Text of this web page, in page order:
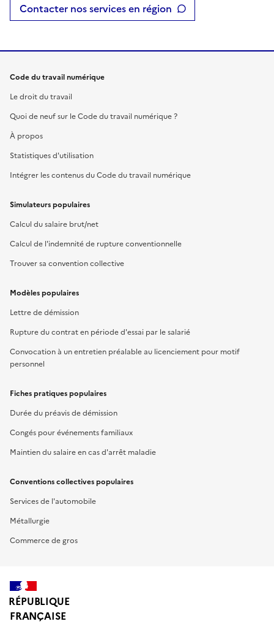
Contacter nos services en région
Code du travail numérique
Le droit du travail
Quoi de neuf sur le Code du travail numérique ?
À propos
Statistiques d'utilisation
Intégrer les contenus du Code du travail numérique
Simulateurs populaires
Calcul du salaire brut/net
Calcul de l'indemnité de rupture conventionnelle
Trouver sa convention collective
Modèles populaires
Lettre de démission
Rupture du contrat en période d'essai par le salarié
Convocation à un entretien préalable au licenciement pour motif
personnel
Fiches pratiques populaires
Durée du préavis de démission
Congés pour événements familiaux
Maintien du salaire en cas d'arrêt maladie
Conventions collectives populaires
Services de l'automobile
Métallurgie
Commerce de gros
RÉPUBLIQUE
FRANÇAISE